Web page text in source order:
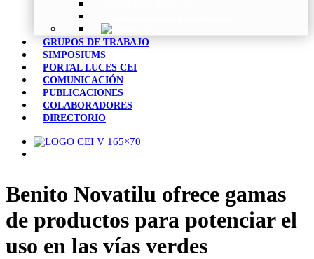
GRUPOS DE TRABAJO
SIMPOSIUMS
PORTAL LUCES CEI
COMUNICACIÓN
PUBLICACIONES
COLABORADORES
DIRECTORIO
Benito Novatilu ofrece gamas
de productos para potenciar el
uso en las vías verdes